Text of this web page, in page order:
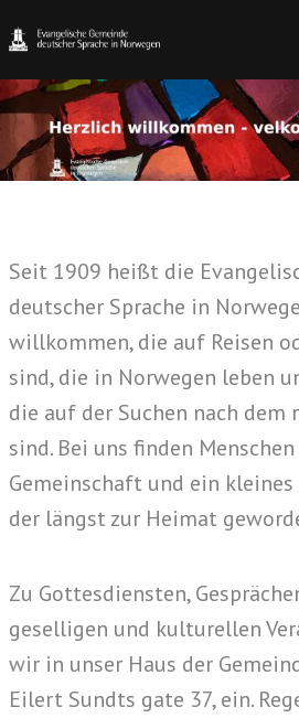
Seit 1909 heißt die
deutscher Sprache in
willkommen, die auf Reisen
sind, die in Norwegen leben
die auf der Suchen nach
sind. Bei uns finden
Gemeinschaft und ein
der längst zur Heimat
Zu Gottesdiensten,
geselligen und kulturellen
wir in unser Haus der
Eilert Sundts gate 37, ein.